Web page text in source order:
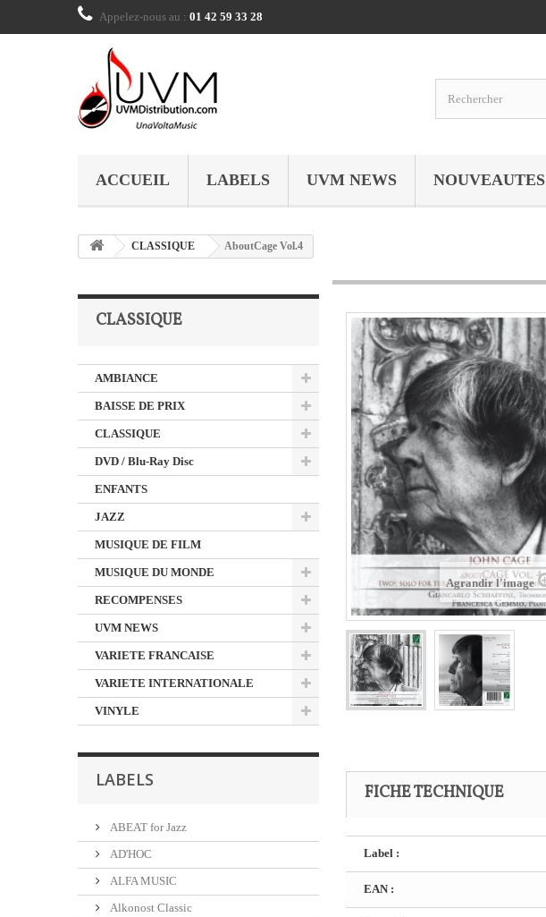
Appelez-nous au : 01 42 59 33 28
ACCUEIL LABELS UVM NEWS NOUVEAUTES
CLASSIQUE AboutCage Vol.4
CLASSIQUE
AMBIANCE
BAISSE DE PRIX
CLASSIQUE
DVD / Blu-Ray Disc
ENFANTS
JAZZ
MUSIQUE DE FILM
MUSIQUE DU MONDE
RECOMPENSES
UVM NEWS
VARIETE FRANCAISE
VARIETE INTERNATIONALE
VINYLE
LABELS
ABEAT for Jazz
AD'HOC
ALFA MUSIC
Alkonost Classic
Agrandir l'image
FICHE TECHNIQUE
Label :
EAN :